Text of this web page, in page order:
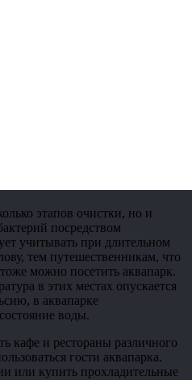
этапов очистки, но и
посредством
учитывать при длительном
тем путешественникам, что
можно посетить аквапарк.
в этих местах опускается
в аквапарке
воды.
кафе и рестораны различного
гости аквапарка.
или купить прохладительные